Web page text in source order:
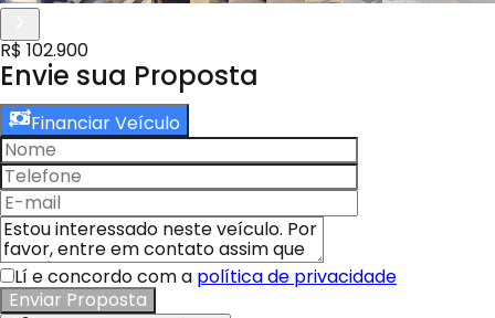
R$ 102.900
Envie sua Proposta
Financiar Veículo
Lí e concordo com a política de privacidade
Enviar Proposta